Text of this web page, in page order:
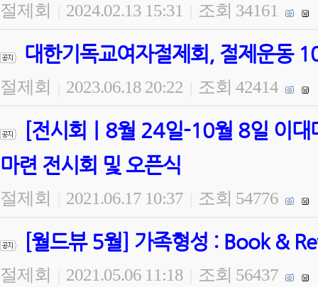
절제회 2024.02.13 15:31 조회 34161
대한기독교여자절제회, 절제운동
절제회 2023.06.18 20:22 조회 42414
[전시회ㅣ8월 24일-10월 8일 이
마련 전시회 및 오픈식
절제회 2021.06.17 10:37 조회 54776
[월드뷰 5월] 가족형성 : Book &
절제회 2021.05.06 11:18 조회 56437